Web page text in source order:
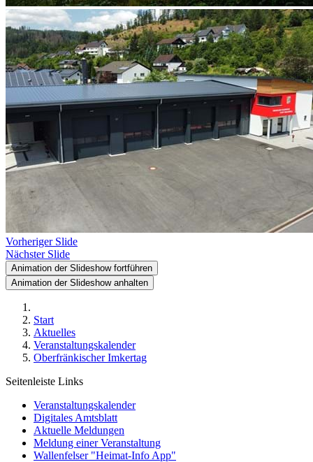
Vorheriger Slide
Nächster Slide
Animation der Slideshow fortführen
Animation der Slideshow anhalten
Start
Aktuelles
Veranstaltungskalender
Oberfränkischer Imkertag
Seitenleiste Links
Veranstaltungskalender
Digitales Amtsblatt
Aktuelle Meldungen
Meldung einer Veranstaltung
Wallenfelser "Heimat-Info App"